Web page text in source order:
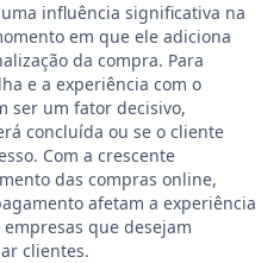
influência significativa na
em que ele adiciona
da compra. Para
e a experiência com o
ser um fator decisivo,
concluída ou se o cliente
Com a crescente
das compras online,
afetam a experiência
que desejam
clientes.